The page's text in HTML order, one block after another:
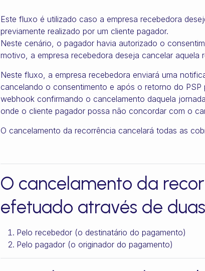
Este fluxo é utilizado caso a empresa recebedora
previamente realizado por um cliente pagador.
Neste cenário, o pagador havia autorizado o
motivo, a empresa recebedora deseja cancelar aquela
Neste fluxo, a empresa recebedora enviará uma
cancelando o consentimento e após o retorno do PSP
webhook confirmando o cancelamento daquela
onde o cliente pagador possa não concordar com o
O cancelamento da recorrência cancelará todas as
O cancelamento da
efetuado através de
Pelo recebedor (o destinatário do pagamento)
Pelo pagador (o originador do pagamento)